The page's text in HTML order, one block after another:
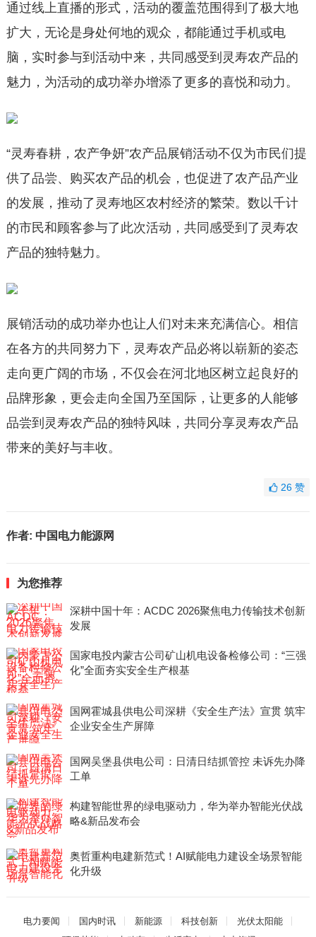
通过线上直播的形式，活动的覆盖范围得到了极大地
扩大，无论是身处何地的观众，都能通过手机或电
脑，实时参与到活动中来，共同感受到灵寿农产品的
魅力，为活动的成功举办增添了更多的喜悦和动力。
“灵寿春耕，农产争妍”农产品展销活动不仅为市民们提
供了品尝、购买农产品的机会，也促进了农产品产业
的发展，推动了灵寿地区农村经济的繁荣。数以千计
的市民和顾客参与了此次活动，共同感受到了灵寿农
产品的独特魅力。
展销活动的成功举办也让人们对未来充满信心。相信
在各方的共同努力下，灵寿农产品必将以崭新的姿态
走向更广阔的市场，不仅会在河北地区树立起良好的
品牌形象，更会走向全国乃至国际，让更多的人能够
品尝到灵寿农产品的独特风味，共同分享灵寿农产品
带来的美好与丰收。
26赞
作者: 中国电力能源网
为您推荐
深耕中国十年：ACDC 2026聚焦电力传输技术创新
发展
国家电投内蒙古公司矿山机电设备检修公司：“三强
化”全面夯实安全生产根基
国网霍城县供电公司深耕《安全生产法》宣贯 筑牢
企业安全生产屏障
国网吴堡县供电公司：日清日结抓管控 未诉先办降
工单
构建智能世界的绿电驱动力，华为举办智能光伏战
略&新品发布会
奥哲重构电建新范式！AI赋能电力建设全场景智能
化升级
电力要闻 国内时讯 新能源 科技创新
光伏太阳能